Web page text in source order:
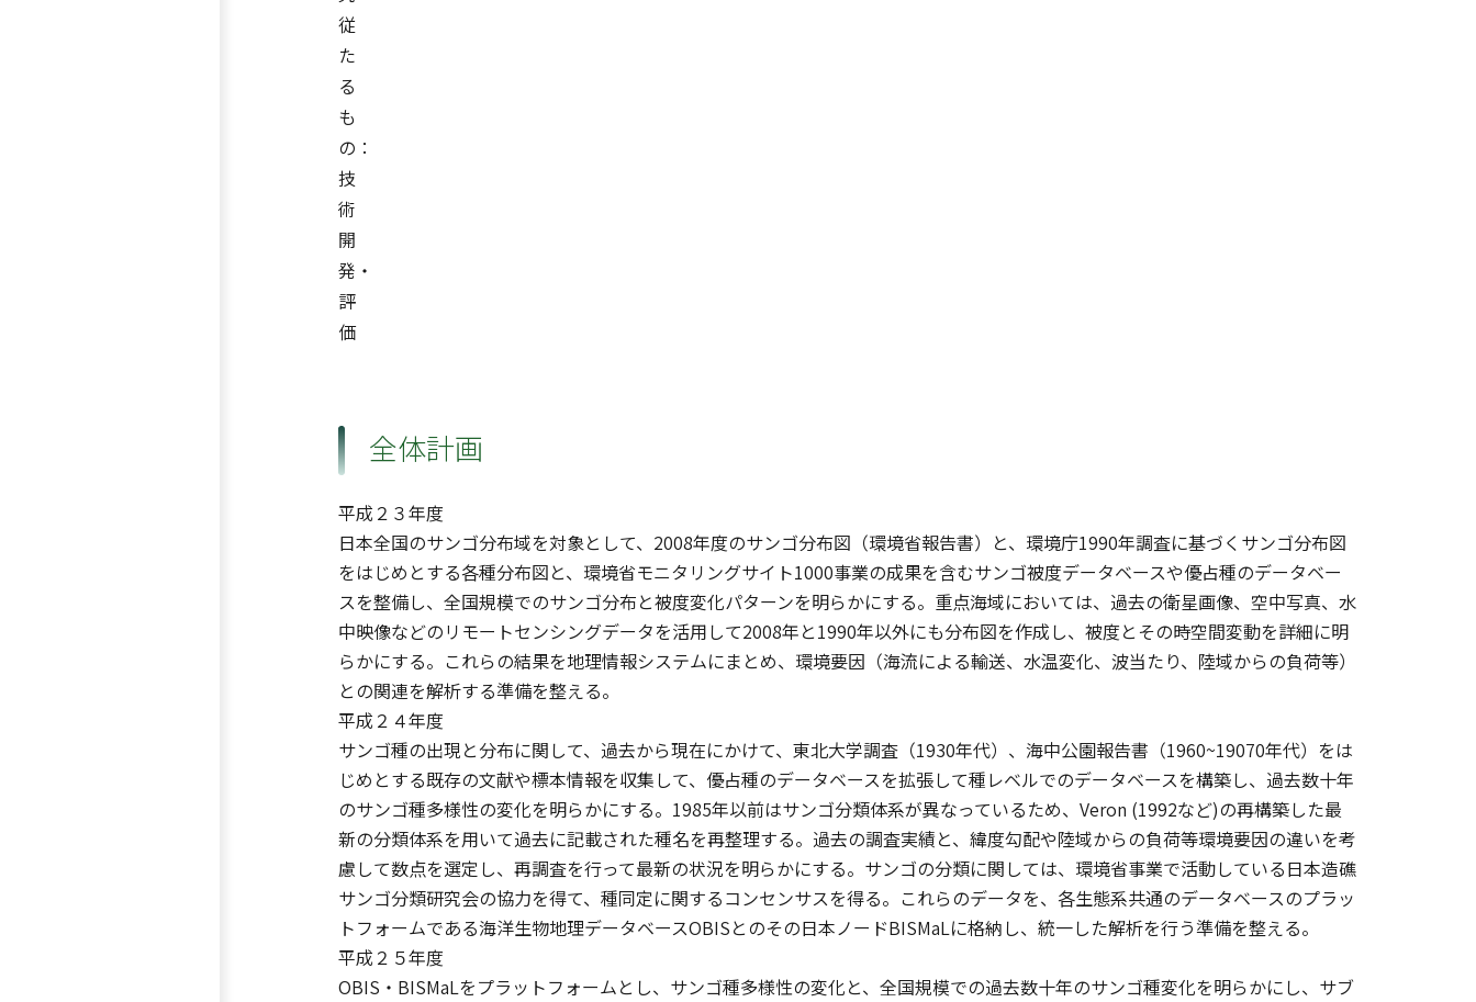
従
た
る
も
の：
技
術
開
発・
評
価
全体計画
平成２３年度
日本全国のサンゴ分布域を対象として、2008年度のサンゴ分布図（環境省報告書）と、環境庁1990年調査に基づくサンゴ分布図
をはじめとする各種分布図と、環境省モニタリングサイト1000事業の成果を含むサンゴ被度データベースや優占種のデータベー
スを整備し、全国規模でのサンゴ分布と被度変化パターンを明らかにする。重点海域においては、過去の衛星画像、空中写真、水
中映像などのリモートセンシングデータを活用して2008年と1990年以外にも分布図を作成し、被度とその時空間変動を詳細に明
らかにする。これらの結果を地理情報システムにまとめ、環境要因（海流による輸送、水温変化、波当たり、陸域からの負荷等）
との関連を解析する準備を整える。
平成２４年度
サンゴ種の出現と分布に関して、過去から現在にかけて、東北大学調査（1930年代）、海中公園報告書（1960~19070年代）をは
じめとする既存の文献や標本情報を収集して、優占種のデータベースを拡張して種レベルでのデータベースを構築し、過去数十年
のサンゴ種多様性の変化を明らかにする。1985年以前はサンゴ分類体系が異なっているため、Veron (1992など)の再構築した最
新の分類体系を用いて過去に記載された種名を再整理する。過去の調査実績と、緯度勾配や陸域からの負荷等環境要因の違いを考
慮して数点を選定し、再調査を行って最新の状況を明らかにする。サンゴの分類に関しては、環境省事業で活動している日本造礁
サンゴ分類研究会の協力を得て、種同定に関するコンセンサスを得る。これらのデータを、各生態系共通のデータベースのプラッ
トフォームである海洋生物地理データベースOBISとのその日本ノードBISMaLに格納し、統一した解析を行う準備を整える。
平成２５年度
OBIS・BISMaLをプラットフォームとし、サンゴ種多様性の変化と、全国規模での過去数十年のサンゴ種変化を明らかにし、サブ